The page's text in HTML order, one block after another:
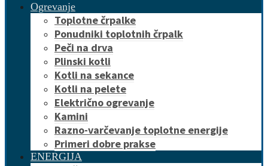
Ogrevanje
Toplotne črpalke
Ponudniki toplotnih črpalk
Peči na drva
Plinski kotli
Kotli na sekance
Kotli na pelete
Električno ogrevanje
Kamini
Razno-varčevanje toplotne energije
Primeri dobre prakse
ENERGIJA